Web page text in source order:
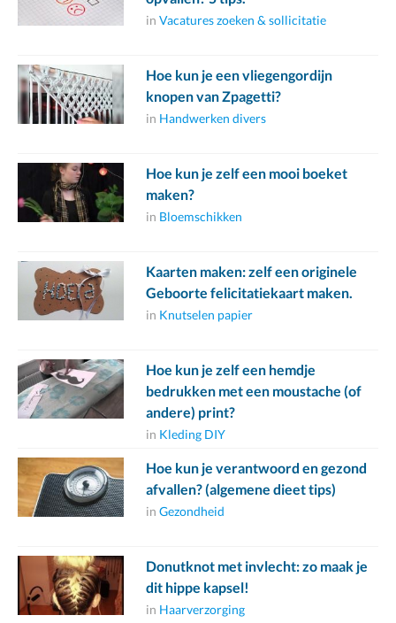
in Vacatures zoeken & sollicitatie
Hoe kun je een vliegengordijn
knopen van Zpagetti?
in Handwerken divers
Hoe kun je zelf een mooi boeket
maken?
in Bloemschikken
Kaarten maken: zelf een originele
Geboorte felicitatiekaart maken.
in Knutselen papier
Hoe kun je zelf een hemdje
bedrukken met een moustache (of
andere) print?
in Kleding DIY
Hoe kun je verantwoord en gezond
afvallen? (algemene dieet tips)
in Gezondheid
Donutknot met invlecht: zo maak je
dit hippe kapsel!
in Haarverzorging